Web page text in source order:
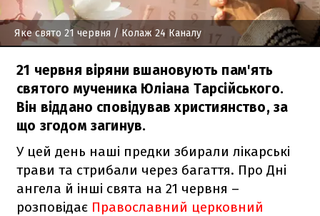
Яке свято 21 червня / Колаж 24 Каналу
21 червня віряни вшановують пам'ять
святого мученика Юліана Тарсійського.
Він віддано сповідував християнство, за
що згодом загинув.
У цей день наші предки збирали лікарські
трави та стрибали через багаття. Про Дні
ангела й інші свята на 21 червня –
розповідає Православний церковний